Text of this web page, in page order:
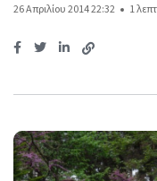
26 Απριλίου 2014 22:32 1